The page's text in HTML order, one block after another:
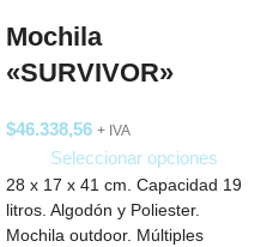
Mochila
«SURVIVOR»
$46.338,56 + IVA
Seleccionar opciones
28 x 17 x 41 cm. Capacidad 19
litros. Algodón y Poliester.
Mochila outdoor. Múltiples